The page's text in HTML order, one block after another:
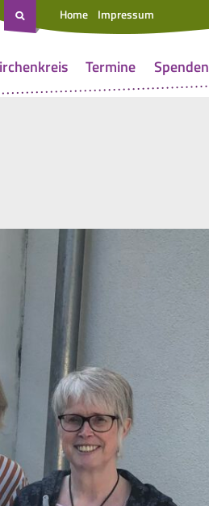
Home Impressum
Termine Spenden